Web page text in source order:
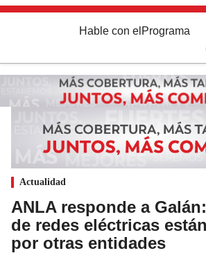
Hable con el Programa
Actualidad
ANLA responde a
de redes eléctricas
por otras entidades